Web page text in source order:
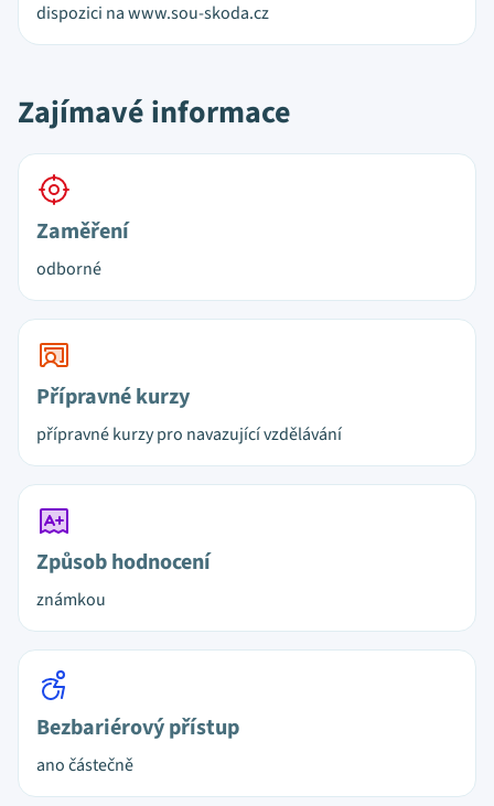
dispozici na www.sou-skoda.cz
Zajímavé informace
Zaměření
odborné
Přípravné kurzy
přípravné kurzy pro navazující vzdělávání
Způsob hodnocení
známkou
Bezbariérový přístup
ano částečně